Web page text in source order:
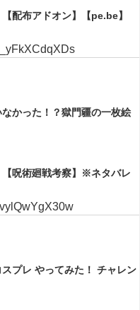
配布アドオン】【pe.be】
かった！？獄門疆の一枚絵
呪術廻戦考察】※ネタバレ
スプレ やってみた！ チャレン